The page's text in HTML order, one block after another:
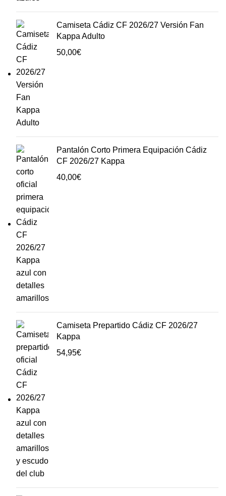
Camiseta Cádiz CF 2026/27 Versión Fan
Kappa Adulto
50,00€
Pantalón Corto Primera Equipación Cádiz
CF 2026/27 Kappa
40,00€
Camiseta Prepartido Cádiz CF 2026/27
Kappa
54,95€